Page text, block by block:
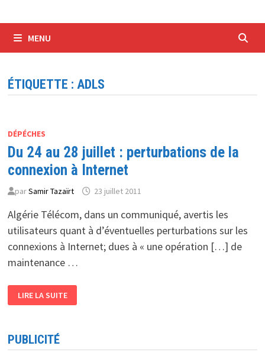
MENU
ÉTIQUETTE : ADLS
DÉPÉCHES
Du 24 au 28 juillet : perturbations de la
connexion à Internet
parSamir Tazaïrt 23 juillet 2011
Algérie Télécom, dans un communiqué, avertis les
utilisateurs quant à d’éventuelles perturbations sur les
connexions à Internet; dues à « une opération […] de
maintenance …
24
AU
PERTURBATIONS
DE
LIRE LA SUITE
PUBLICITÉ